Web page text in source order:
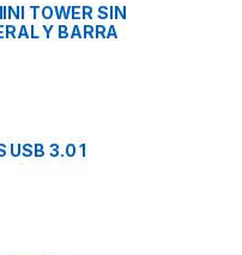
TOWER SIN
Y BARRA
USB 3.0 1